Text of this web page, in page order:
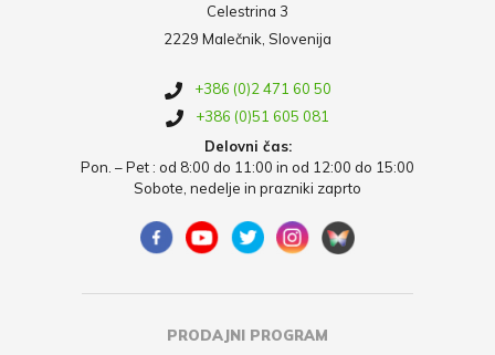
Celestrina 3
2229 Malečnik, Slovenija
+386 (0)2 471 60 50
+386 (0)51 605 081
Delovni čas:
Pon. – Pet : od 8:00 do 11:00 in od 12:00 do 15:00
Sobote, nedelje in prazniki zaprto
PRODAJNI PROGRAM